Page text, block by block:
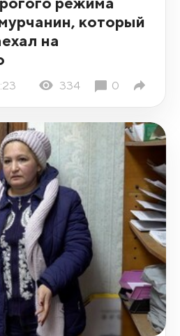
который
на
334 0